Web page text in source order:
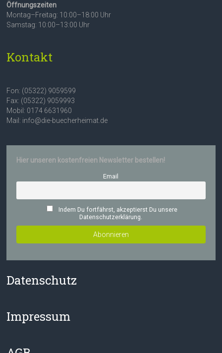
Öffnungszeiten
Montag–Freitag: 10:00–18:00 Uhr
Samstag: 10:00–13:00 Uhr
Kontakt
Fon: (05322) 9059599
Fax: (05322) 9059993
Mobil: 0174 6631960
Mail: info@die-buecherheimat.de
Hier unseren kostenfreien Newsletter bestellen!
Email
Indem Du fortfährst, akzeptierst Du unsere
Datenschutzerklärung.
Datenschutz
Impressum